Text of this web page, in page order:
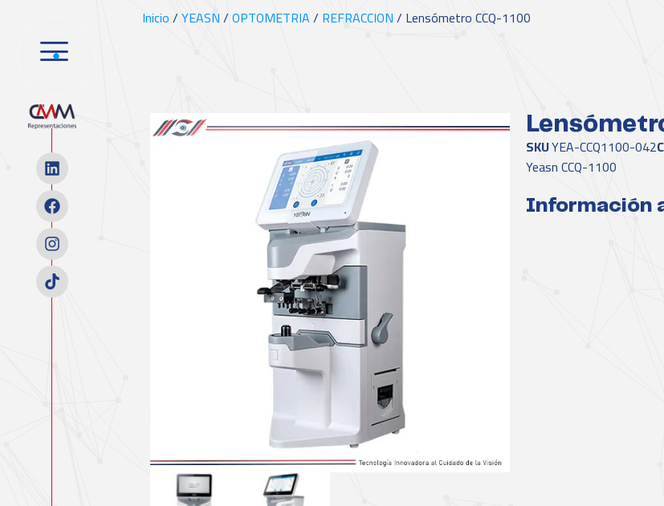
Inicio/YEASN/OPTOMETRIA/ REFRACCION/ Lensómetro CCQ-1100
SKUYEA-CCQ1100-042
Yeasn CCQ-1100
Información